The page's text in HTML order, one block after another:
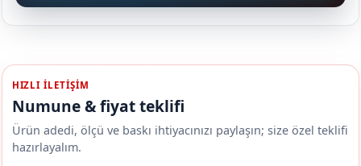
HIZLI ILETIŞIM
Numune & fiyat teklifi
Ürün adedi, ölçü ve baskı ihtiyacınızı paylaşın; size özel teklifi
hazırlayalım.